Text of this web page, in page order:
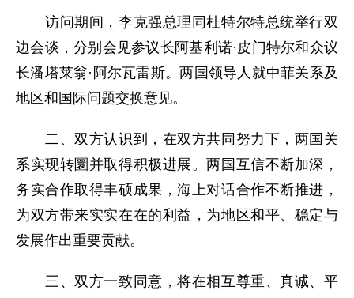
访问期间，李克强总理同杜特尔特总统举行双
边会谈，分别会见参议长阿基利诺·皮门特尔和众议
长潘塔莱翁·阿尔瓦雷斯。两国领导人就中菲关系及
地区和国际问题交换意见。
二、双方认识到，在双方共同努力下，两国关
系实现转圜并取得积极进展。两国互信不断加深，
务实合作取得丰硕成果，海上对话合作不断推进，
为双方带来实实在在的利益，为地区和平、稳定与
发展作出重要贡献。
三、双方一致同意，将在相互尊重、真诚、平